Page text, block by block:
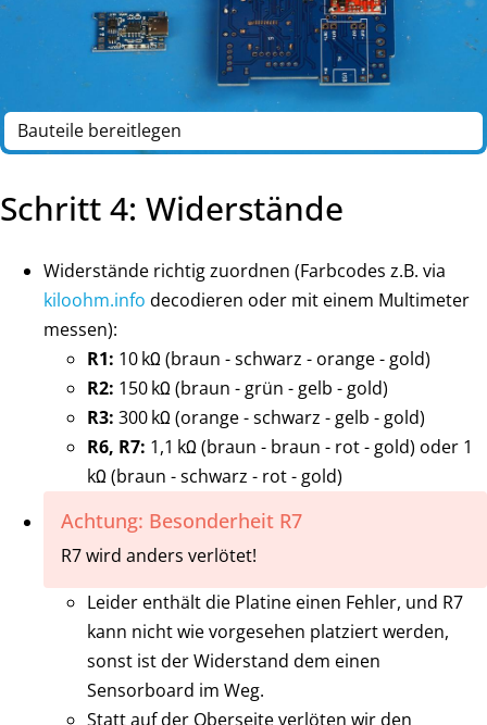
Bauteile bereitlegen
Schritt 4: Widerstände
Widerstände richtig zuordnen (Farbcodes z.B. via
kiloohm.info decodieren oder mit einem Multimeter
messen):
R1: 10 kΩ (braun - schwarz - orange - gold)
R2: 150 kΩ (braun - grün - gelb - gold)
R3: 300 kΩ (orange - schwarz - gelb - gold)
R6, R7: 1,1 kΩ (braun - braun - rot - gold) oder 1
kΩ (braun - schwarz - rot - gold)
Achtung: Besonderheit R7
R7 wird anders verlötet!
Leider enthält die Platine einen Fehler, und R7
kann nicht wie vorgesehen platziert werden,
sonst ist der Widerstand dem einen
Sensorboard im Weg.
Statt auf der Oberseite verlöten wir den